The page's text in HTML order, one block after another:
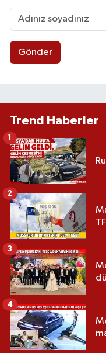
Gönder
Trend Haberler
1
2
3
4